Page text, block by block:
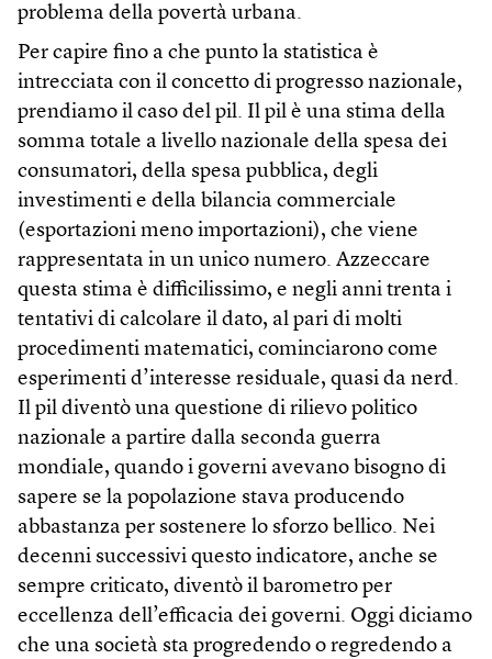
problema della povertà urbana.
Per capire fino a che punto la statistica è
intrecciata con il concetto di progresso nazionale,
prendiamo il caso del pil. Il pil è una stima della
somma totale a livello nazionale della spesa dei
consumatori, della spesa pubblica, degli
investimenti e della bilancia commerciale
(esportazioni meno importazioni), che viene
rappresentata in un unico numero. Azzeccare
questa stima è difficilissimo, e negli anni trenta i
tentativi di calcolare il dato, al pari di molti
procedimenti matematici, cominciarono come
esperimenti d’interesse residuale, quasi da nerd.
Il pil diventò una questione di rilievo politico
nazionale a partire dalla seconda guerra
mondiale, quando i governi avevano bisogno di
sapere se la popolazione stava producendo
abbastanza per sostenere lo sforzo bellico. Nei
decenni successivi questo indicatore, anche se
sempre criticato, diventò il barometro per
eccellenza dell’efficacia dei governi. Oggi diciamo
che una società sta progredendo o regredendo a